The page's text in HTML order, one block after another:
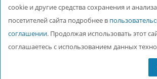
2026 © ООО Межрегиональный
cookie и другие средства сохранения и
посетителей сайта подробнее в
соглашении. Продолжая использовать этот
соглашаетесь с использованием данных